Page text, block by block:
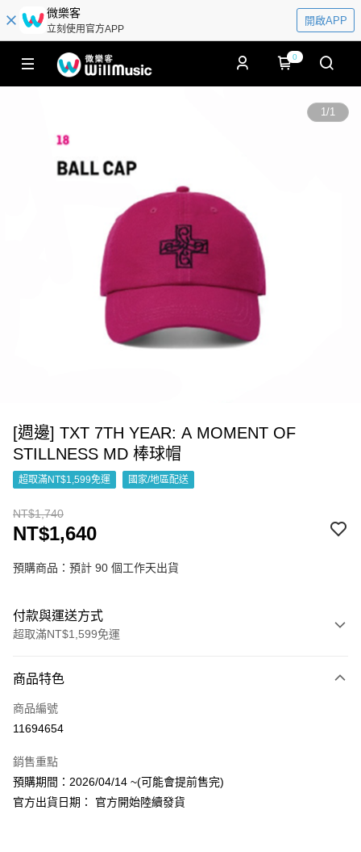
微樂客
立刻使用官方APP
開啟APP
0
1/1
[週邊] TXT 7TH YEAR: A MOMENT OF
STILLNESS MD 棒球帽
超取滿NT$1,599免運 國家/地區配送
NT$1,740
NT$1,640
預購商品：預計 90 個工作天出貨
付款與運送方式
超取滿NT$1,599免運
信用卡一次付款
超商取貨付款
Apple Pay
街口支付
商品特色
商品編號
11694654
銷售重點
預購期間：2026/04/14 ~(可能會提前售完)
官方出貨日期： 官方開始陸續發貨